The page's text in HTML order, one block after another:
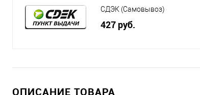
СДЭК (Самовывоз)
427 руб.
ОПИСАНИЕ ТОВАРА